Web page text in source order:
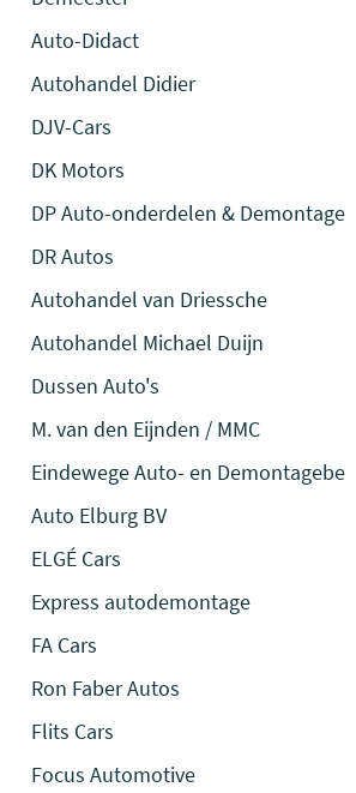
Auto-Didact
Autohandel Didier
DJV-Cars
DK Motors
DP Auto-onderdelen & Demontage
DR Autos
Autohandel van Driessche
Autohandel Michael Duijn
Dussen Auto's
M. van den Eijnden / MMC
Eindewege Auto- en Demontagebe
Auto Elburg BV
ELGÉ Cars
Express autodemontage
FA Cars
Ron Faber Autos
Flits Cars
Focus Automotive